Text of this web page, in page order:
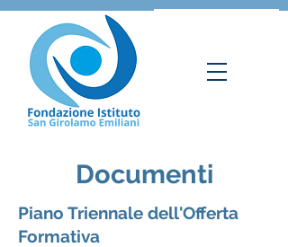
Documenti
Piano Triennale dell'Offerta
Formativa